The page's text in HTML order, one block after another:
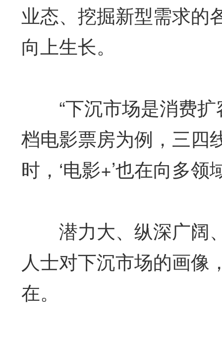
业态、挖掘新型需求的
向上生长。
“下沉市场是消费扩
档电影票房为例，三四
时，‘电影+’也在向多
潜力大、纵深广阔
人士对下沉市场的画像
在。